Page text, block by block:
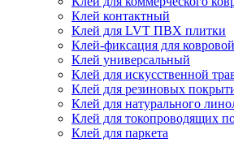
Клей контактный
Клей для LVT ПВХ плитки
Клей-фиксация для
Клей универсальный
Клей для искусственной
Клей для резиновых
Клей для натурального
Клей для токопроводящих
Клей для паркета